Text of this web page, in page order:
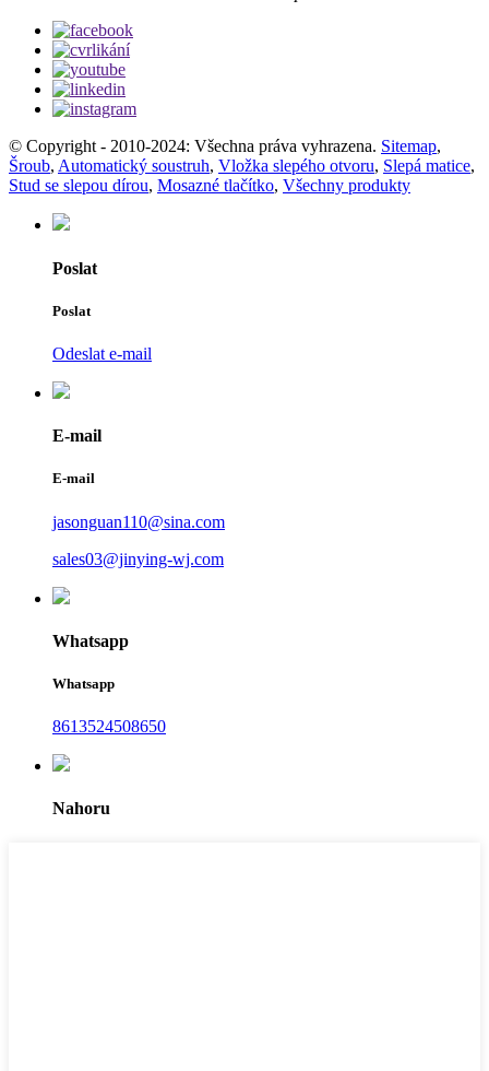
© Copyright - 2010-2024: Všechna práva vyhrazena. Sitemap,
Šroub, Automatický soustruh, Vložka slepého otvoru, Slepá matice,
Stud se slepou dírou, Mosazné tlačítko, Všechny produkty
Poslat
Poslat
Odeslat e-mail
E-mail
E-mail
jasonguan110@sina.com
sales03@jinying-wj.com
Whatsapp
Whatsapp
8613524508650
Nahoru